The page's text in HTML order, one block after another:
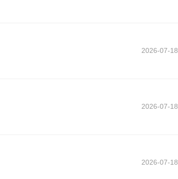
2026-07-18
2026-07-18
2026-07-18